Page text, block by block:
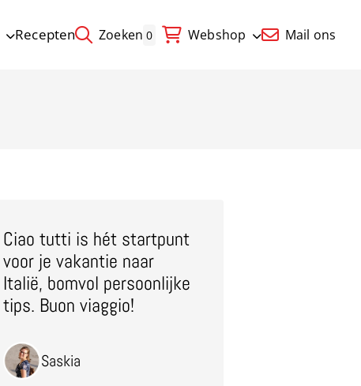
Recepten Zoeken 0 Webshop Mail ons
Ciao tutti is hét startpunt
voor je vakantie naar
Italië, bomvol persoonlijke
tips. Buon viaggio!
Saskia